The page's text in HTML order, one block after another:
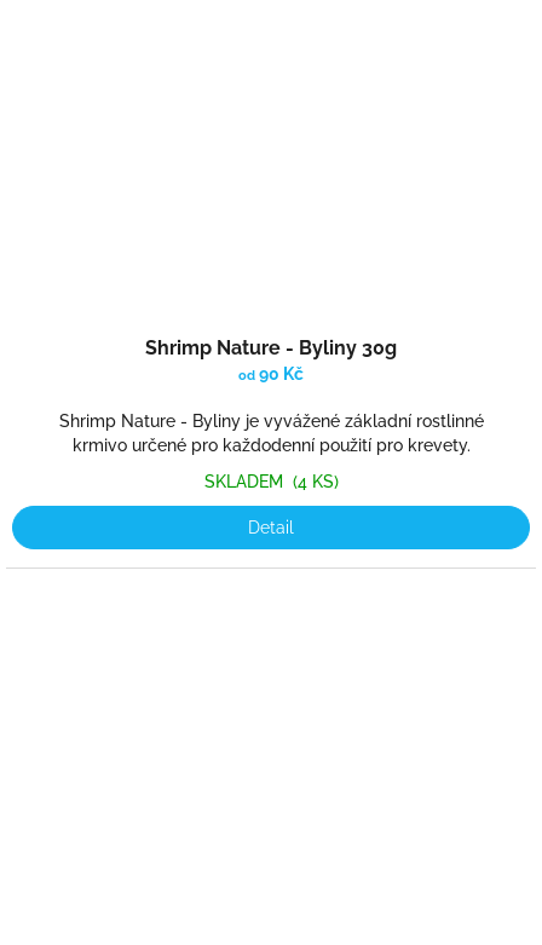
Shrimp Nature - Byliny 30g
od 90 Kč
Shrimp Nature - Byliny je vyvážené základní rostlinné
krmivo určené pro každodenní použití pro krevety.
SKLADEM (4 KS)
Detail